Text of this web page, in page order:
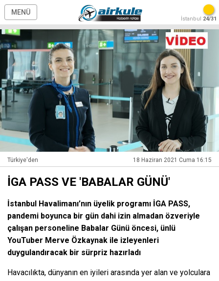
MENÜ
İstanbul 24/31
Türkiye'den 18 Haziran 2021 Cuma 16:15
İGA PASS VE 'BABALAR GÜNÜ'
İstanbul Havalimanı’nın üyelik programı İGA PASS,
pandemi boyunca bir gün dahi izin almadan özveriyle
çalışan personeline Babalar Günü öncesi, ünlü
YouTuber Merve Özkaynak ile izleyenleri
duygulandıracak bir sürpriz hazırladı
Havacılıkta, dünyanın en iyileri arasında yer alan ve yolculara